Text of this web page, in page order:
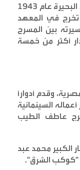
هذا ويعد مخيون المولود في محافظة البحيرة عام 1943
تخرج في المعهد
بين المسرح
أكثر من خمسة
وقدم أدواراً
السينمائية
عاطف الطيب
الكبير محمد عبد
"كوكب الشرق".